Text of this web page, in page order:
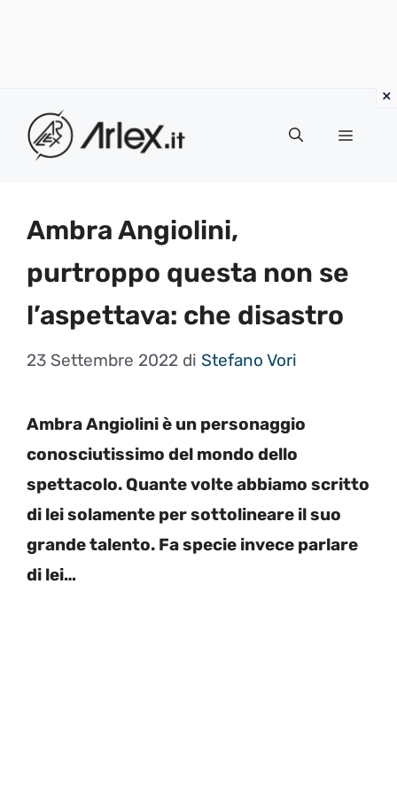
contenuto
Menu
Ambra Angiolini,
purtroppo questa non se
l’aspettava: che disastro
23 Settembre 2022 di Stefano Vori
Ambra Angiolini è un personaggio
conosciutissimo del mondo dello
spettacolo. Quante volte abbiamo scritto
di lei solamente per sottolineare il suo
grande talento. Fa specie invece parlare
di lei…